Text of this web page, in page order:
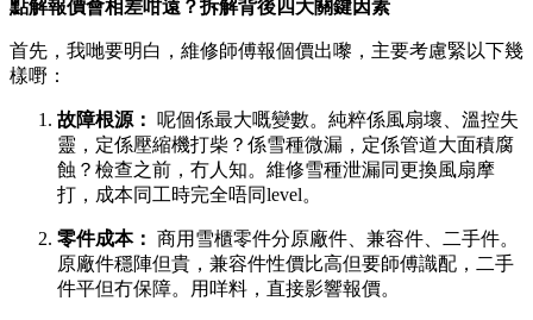
點解報價會相差咁遠？拆解背後四大關鍵因素
首先，我哋要明白，維修師傅報個價出嚟，主要考慮緊以下幾
樣嘢：
故障根源：
​ 呢個係最大嘅變數。純粹係風扇壞、溫控失
靈，定係壓縮機打柴？係雪種微漏，定係管道大面積腐
蝕？檢查之前，冇人知。維修雪種泄漏同更換風扇摩
打，成本同工時完全唔同level。
零件成本： ​ 商用雪櫃零件分原廠件、兼容件、二手件。
原廠件穩陣但貴，兼容件性價比高但要師傅識配，二手
件平但冇保障。用咩料，直接影響報價。